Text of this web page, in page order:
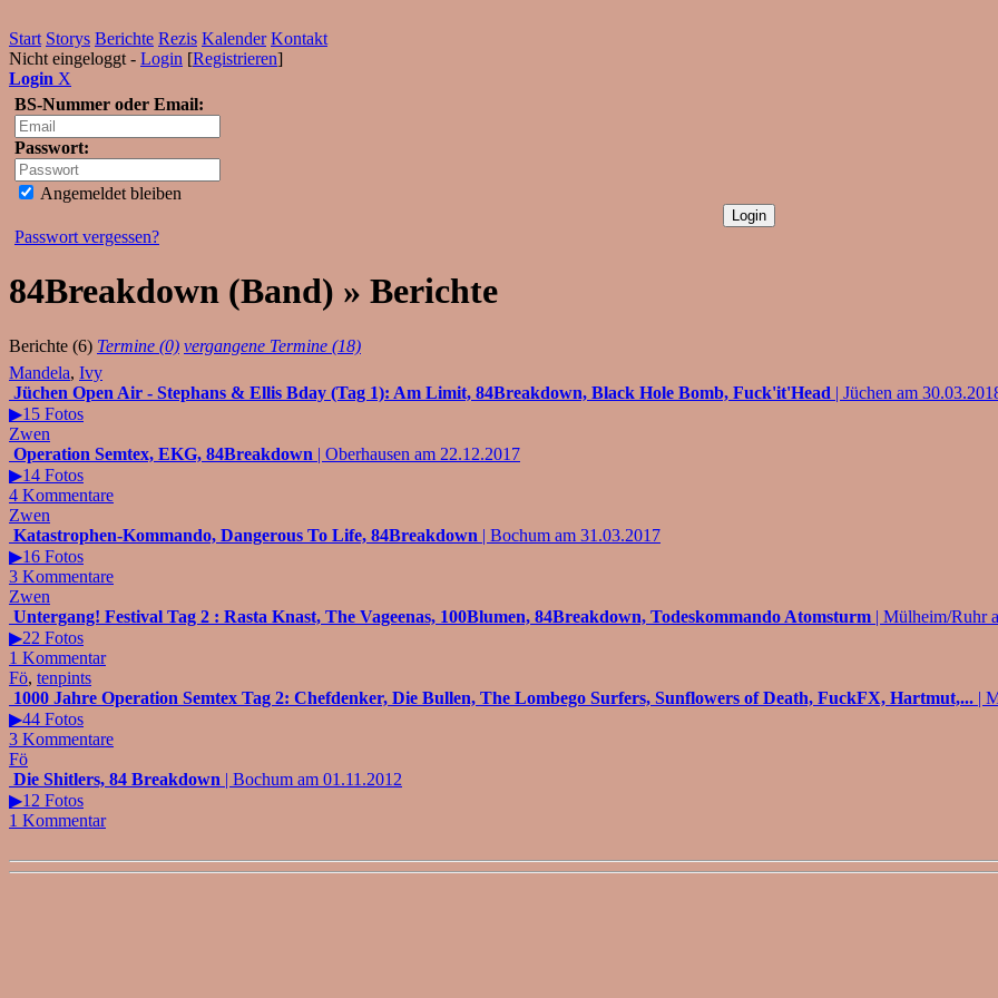
Start Storys Berichte Rezis Kalender Kontakt
Nicht eingeloggt - Login [Registrieren]
Login X
BS-Nummer oder Email:
Passwort:
Angemeldet bleiben
Passwort vergessen?
84Breakdown (Band) » Berichte
Berichte (6) Termine (0) vergangene Termine (18)
Mandela, Ivy
Jüchen Open Air - Stephans & Ellis Bday (Tag 1): Am Limit, 84Breakdown, Black Hole Bomb, Fuck'it'Head | Jüchen am
▶15 Fotos
Zwen
Operation Semtex, EKG, 84Breakdown | Oberhausen am 22.12.2017
▶14 Fotos
4 Kommentare
Zwen
Katastrophen-Kommando, Dangerous To Life, 84Breakdown | Bochum am 31.03.2017
▶16 Fotos
3 Kommentare
Zwen
Untergang! Festival Tag 2 : Rasta Knast, The Vageenas, 100Blumen, 84Breakdown, Todeskommando Atomsturm | Mülheim/Ruhr
▶22 Fotos
1 Kommentar
Fö, tenpints
1000 Jahre Operation Semtex Tag 2: Chefdenker, Die Bullen, The Lombego Surfers, Sunflowers of Death, FuckFX, Hartmut,... |
▶44 Fotos
3 Kommentare
Fö
Die Shitlers, 84 Breakdown | Bochum am 01.11.2012
▶12 Fotos
1 Kommentar